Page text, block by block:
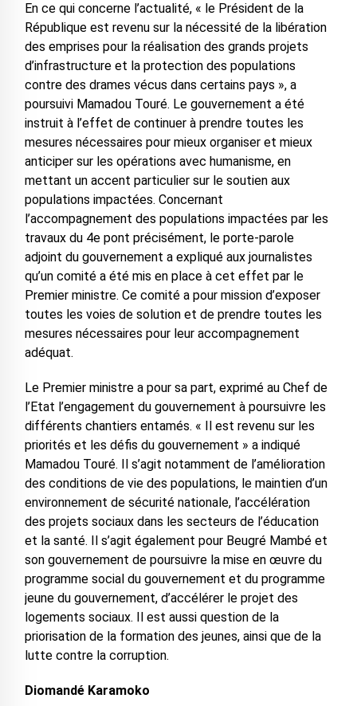
En ce qui concerne l’actualité, « le Président de la
République est revenu sur la nécessité de la libération
des emprises pour la réalisation des grands projets
d’infrastructure et la protection des populations
contre des drames vécus dans certains pays », a
poursuivi Mamadou Touré. Le gouvernement a été
instruit à l’effet de continuer à prendre toutes les
mesures nécessaires pour mieux organiser et mieux
anticiper sur les opérations avec humanisme, en
mettant un accent particulier sur le soutien aux
populations impactées. Concernant
l’accompagnement des populations impactées par les
travaux du 4e pont précisément, le porte-parole
adjoint du gouvernement a expliqué aux journalistes
qu’un comité a été mis en place à cet effet par le
Premier ministre. Ce comité a pour mission d’exposer
toutes les voies de solution et de prendre toutes les
mesures nécessaires pour leur accompagnement
adéquat.
Le Premier ministre a pour sa part, exprimé au Chef de
l’Etat l’engagement du gouvernement à poursuivre les
différents chantiers entamés. « Il est revenu sur les
priorités et les défis du gouvernement » a indiqué
Mamadou Touré. Il s’agit notamment de l’amélioration
des conditions de vie des populations, le maintien d’un
environnement de sécurité nationale, l’accélération
des projets sociaux dans les secteurs de l’éducation
et la santé. Il s’agit également pour Beugré Mambé et
son gouvernement de poursuivre la mise en œuvre du
programme social du gouvernement et du programme
jeune du gouvernement, d’accélérer le projet des
logements sociaux. Il est aussi question de la
priorisation de la formation des jeunes, ainsi que de la
lutte contre la corruption.
Diomandé Karamoko